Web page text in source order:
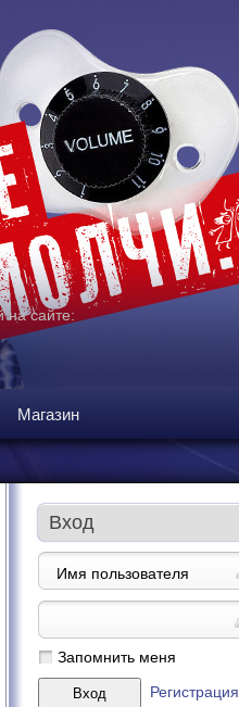
на сайте:
Магазин
Вход
Запомнить меня
Регистрация